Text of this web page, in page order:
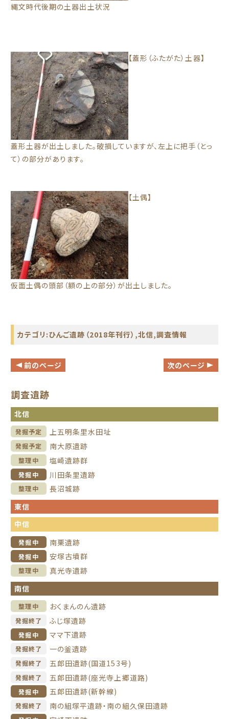
縄文時代後期の土器出土状況
【蓋形（ふたがた）土器】
蓋形土器が出土しました。破損していますが、左上に把手（とっ
て）の部分があります。
【土偶】
仮面土偶の頭部（額の上の部分）が出土しました。
カテゴリ:ひんご遺跡（2018年刊行） ,北信,調査情報
前のページ 次のページ
調査遺跡
北信
発掘予定 上五明条里水田址
発掘予定 南大原遺跡
整理中 塩崎遺跡群
発掘中 川田条里遺跡
整理中
長沼城跡
東信
中信
発掘中 南栗遺跡
発掘中 安塚古墳群
整理中
真光寺遺跡
南信
整理中 おくまんのん遺跡
発掘終了 ふじ塚遺跡
発掘中 ママ下遺跡
発掘終了 一の釜遺跡
発掘終了 五郎田遺跡(国道153号)
発掘終了 五郎田遺跡(座光寺上郷道路)
発掘中 五郎田遺跡(新幹線)
発掘終了 南の組塚平遺跡・南の組久保田遺跡